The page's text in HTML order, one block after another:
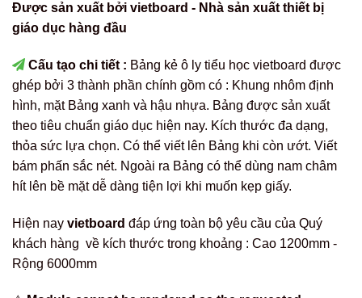
Được sản xuất bởi vietboard - Nhà sản xuất thiết bị
giáo dục hàng đầu
Cấu tạo chi tiết : Bảng kẻ ô ly tiểu học vietboard được
ghép bởi 3 thành phần chính gồm có : Khung nhôm định
hình, mặt Bảng xanh và hậu nhựa. Bảng được sản xuất
theo tiêu chuẩn giáo dục hiện nay. Kích thước đa dạng,
thỏa sức lựa chọn. Có thể viết lên Bảng khi còn ướt. Viết
bám phấn sắc nét. Ngoài ra Bảng có thể dùng nam châm
hít lên bề mặt dễ dàng tiện lợi khi muốn kẹp giấy.
Hiện nay vietboard đáp ứng toàn bộ yêu cầu của Quý
khách hàng về kích thước trong khoảng : Cao 1200mm -
Rộng 6000mm